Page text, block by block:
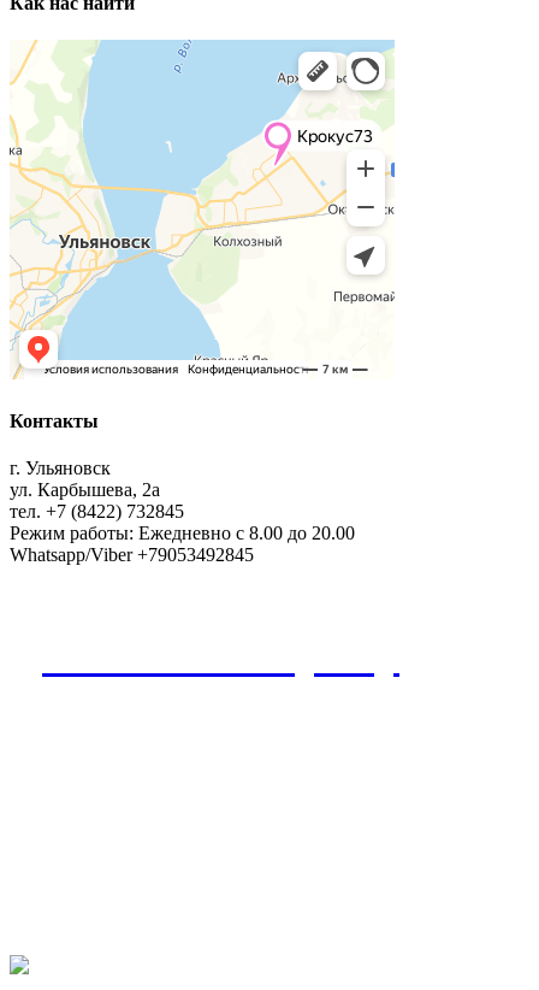
Контакты
г. Ульяновск
ул. Карбышева, 2а
тел. +7 (8422) 732845
Режим работы: Ежедневно с 8.00 до 20.00
Whatsapp/Viber +79053492845